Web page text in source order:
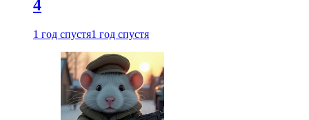
4
1 год спустя1 год спустя